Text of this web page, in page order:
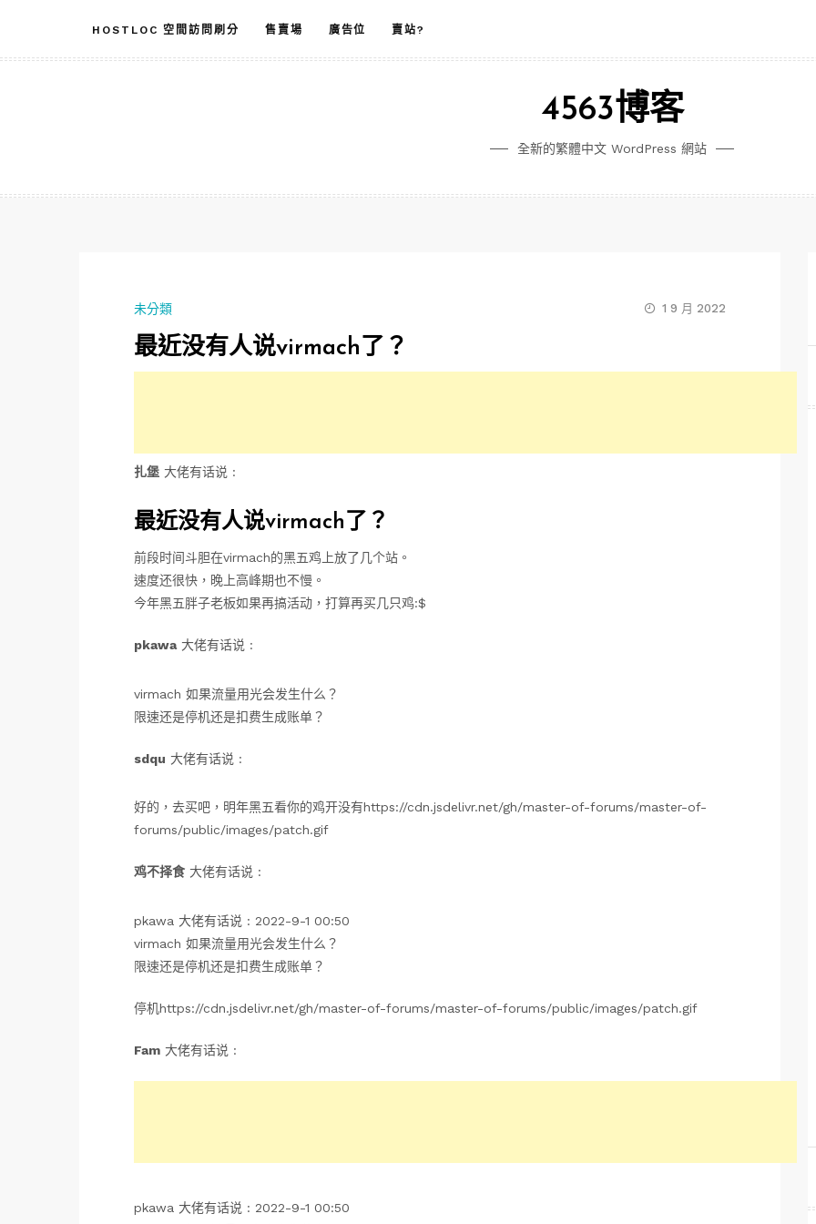
主
HOSTLOC 空間訪問刷分 售賣場 廣告位 賣站?
4563博客
全新的繁體中文 WordPress 網站
未分類 1 9 月 2022
最近没有人说virmach了？
扎堡 大佬有话说 :
最近没有人说virmach了？
前段时间斗胆在virmach的黑五鸡上放了几个站。
速度还很快，晚上高峰期也不慢。
今年黑五胖子老板如果再搞活动，打算再买几只鸡:$
pkawa大佬有话说 :
virmach 如果流量用光会发生什么？
限速还是停机还是扣费生成账单？
sdqu 大佬有话说 :
好的，去买吧，明年黑五看你的鸡开没有https://cdn.jsdelivr.net/gh/master-of-forums/master-of-
forums/public/images/patch.gif
鸡不择食 大佬有话说 :
pkawa 大佬有话说 : 2022-9-1 00:50
virmach 如果流量用光会发生什么？
限速还是停机还是扣费生成账单？
停机https://cdn.jsdelivr.net/gh/master-of-forums/master-of-forums/public/images/patch.gif
Fam 大佬有话说 :
pkawa 大佬有话说 : 2022-9-1 00:50